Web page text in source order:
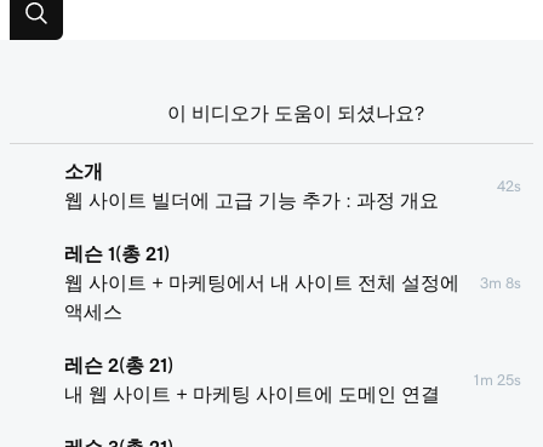
소개
웹 사이트 빌더에 고급 기능 추가 : 과정 개요
42s
레슨 1(총 21)
웹 사이트 + 마케팅에서 내 사이트 전체 설정에
액세스
3m 8s
레슨 2(총 21)
내 웹 사이트 + 마케팅 사이트에 도메인 연결
1m 25s
이 비디오가 도움이 되셨나요?